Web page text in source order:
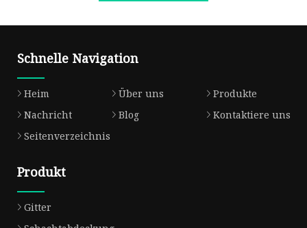
Schnelle Navigation
Heim Über uns
Produkte
Nachricht
Blog
Kontaktiere uns
Seitenverzeichnis
Produkt
Gitter